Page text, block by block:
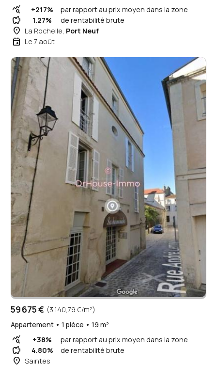
query_stats +217% par rapport au prix moyen dans la zone
savings 1.27% de rentabilité brute
place La Rochelle, Port Neuf
event Le 7 août
59 675 € (3 140,79 €/m²)
Appartement • 1 pièce • 19 m²
query_stats +38% par rapport au prix moyen dans la zone
savings 4.80% de rentabilité brute
place Saintes